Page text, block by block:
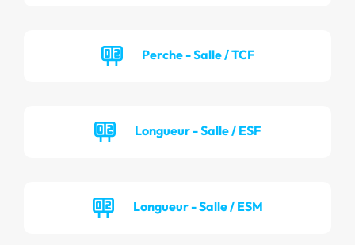
Perche - Salle / TCF
Longueur - Salle / ESF
Longueur - Salle / ESM